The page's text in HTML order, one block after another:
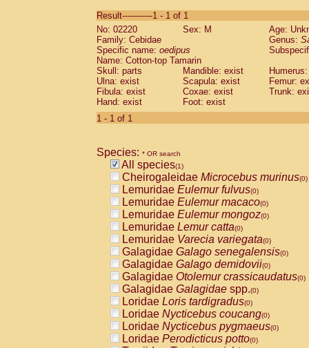
CebidaeSaguinus labiatus(0)
Cebidae Saguinus leucopus (0)
Cebidae
CebidaeSaguinus mystax
Cebidae Saguinus nigricollis (0)
Cebidae Saguinus oedipus
Cebidae Saguinus weddelli
Cebidae Saguinusspp.
Cebidae
CebidaeCebus capucinus
CebidaeCebus nigrivittatus
CebidaeCebus spp.(0)
CebidaeSaimiri boliviensis(0)
CebidaeSaimiri sciureus(0)
AtelidaeAlouatta caraya(0)
AtelidaeAlouatta fusca(0)
AtelidaeAlouatta seniculus(0)
AtelidaeAlouattaspp.(0)
AtelidaeAteles belzebuth(0)
AtelidaeAteles geoffroyi(0)
AtelidaeAteles paniscus(0)
AtelidaeAtelesspp.(0)
AtelidaeLagothrix lagothricha(0)
AtelidaeLagothrix lagothricha cana
PitheciidaeCacajao calvus
Result-----------1 - 1 of 1
No: 02220
Sex: M
Age:
Family: Cebidae
Genus:
Specific name: oedipus
Name: Cotton-top Tamarin
Skull: parts
Mandible: exist
Ulna: exist
Scapula: exist
Femur:
Fibula: exist
Coxae: exist
Trunk:
Hand: exist
Foot: exist
1 - 1 of 1
Species: * OR search
All species(1)
Cheirogaleidae Microcebus murinus(0)
Lemuridae Eulemur fulvus(0)
Lemuridae Eulemur macaco(0)
Lemuridae Eulemur mongoz(0)
Lemuridae Lemur catta(0)
Lemuridae Varecia variegata(0)
Galagidae Galago senegalensis(0)
Galagidae Galago demidovii(0)
Galagidae Otolemur crassicaudatus(0)
Galagidae Galagidae spp.(0)
Loridae Loris tardigradus(0)
Loridae Nycticebus coucang(0)
Loridae Nycticebus pygmaeus(0)
Loridae Perodicticus potto(0)